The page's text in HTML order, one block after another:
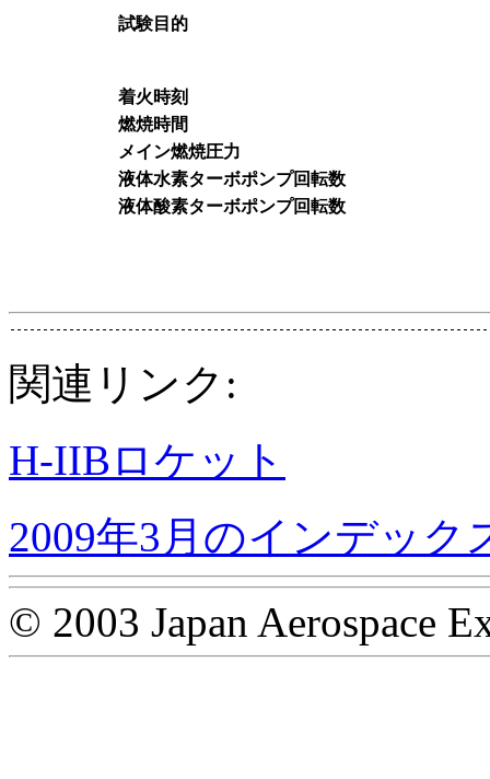
試験目的
着火時刻
燃焼時間
メイン燃焼圧力
液体水素ターボポンプ回転数
液体酸素ターボポンプ回転数
関連リンク:
H-IIBロケット
2009年3月のインデック
© 2003 Japan Aerospace